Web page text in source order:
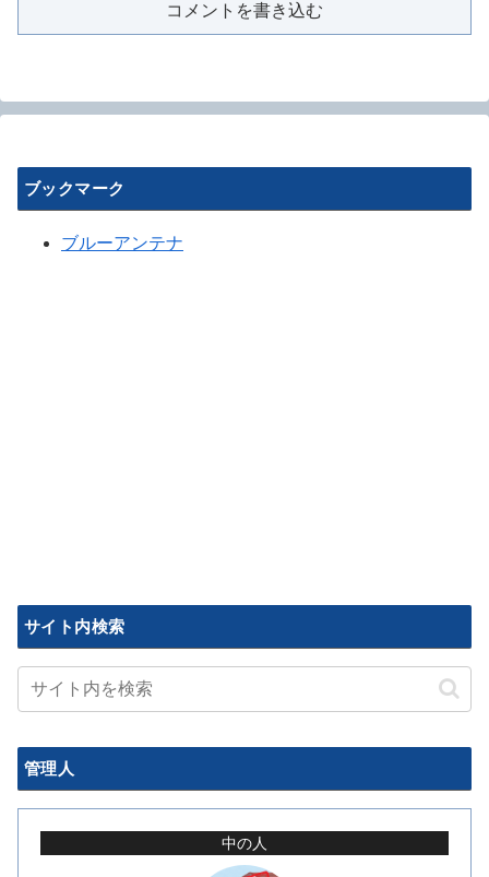
コメントを書き込む
ブックマーク
ブルーアンテナ
サイト内検索
管理人
中の人